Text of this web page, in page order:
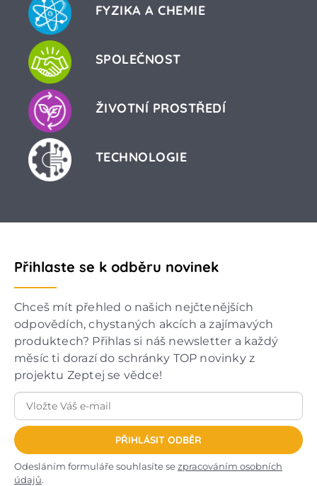
FYZIKA A CHEMIE
SPOLEČNOST
ŽIVOTNÍ PROSTŘEDÍ
TECHNOLOGIE
Přihlaste se k odběru novinek
Chceš mít přehled o našich nejčtenějších
odpovědích, chystaných akcích a zajímavých
produktech? Přihlas si náš newsletter a každý
měsíc ti dorazí do schránky TOP novinky z
projektu Zeptej se vědce!
PŘIHLÁSIT ODBĚR
Odesláním formuláře souhlasíte sezpracováním osobních
údajů.